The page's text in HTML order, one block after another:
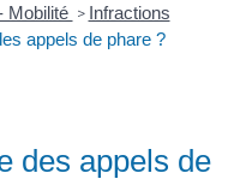
Mobilité > Infractions
appels de phare ?
des appels de